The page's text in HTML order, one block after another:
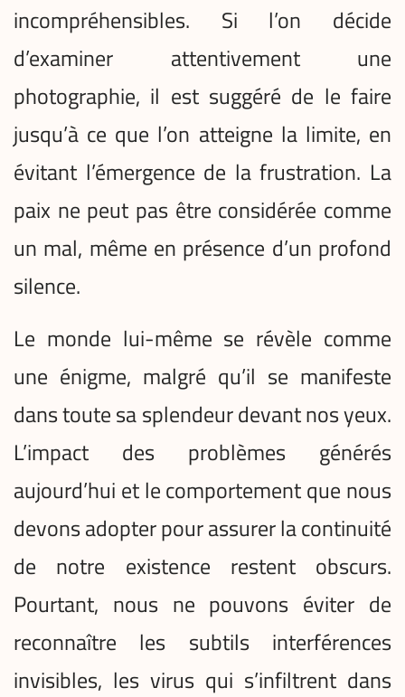
incompréhensibles. Si l’on décide
d’examiner attentivement une
photographie, il est suggéré de le faire
jusqu’à ce que l’on atteigne la limite, en
évitant l’émergence de la frustration. La
paix ne peut pas être considérée comme
un mal, même en présence d’un profond
silence.
Le monde lui-même se révèle comme
une énigme, malgré qu’il se manifeste
dans toute sa splendeur devant nos yeux.
L’impact des problèmes générés
aujourd’hui et le comportement que nous
devons adopter pour assurer la continuité
de notre existence restent obscurs.
Pourtant, nous ne pouvons éviter de
reconnaître les subtils interférences
invisibles, les virus qui s’infiltrent dans